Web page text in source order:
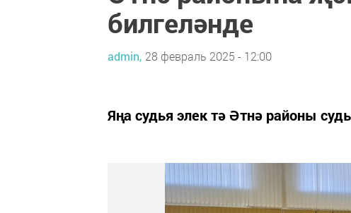
билгеләнде
admin, 28 февраль 2025 - 12:00
Яңа судья элек тә Әтнә районы